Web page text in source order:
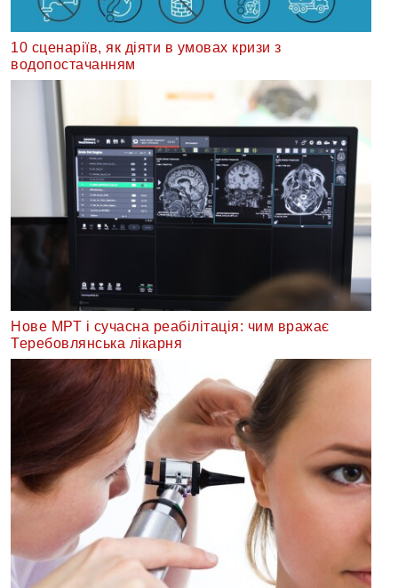
10 сценаріїв, як діяти в умовах кризи з
водопостачанням
Нове МРТ і сучасна реабілітація: чим вражає
Теребовлянська лікарня